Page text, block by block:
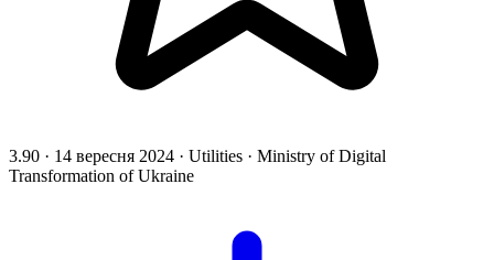
3.90 · 14 вересня 2024 · Utilities · Ministry of Digital
Transformation of Ukraine